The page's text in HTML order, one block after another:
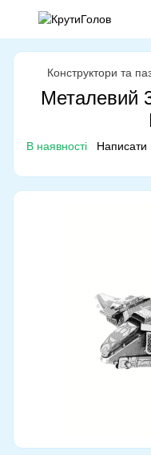
Конструктори та
Металевий
В наявності Написати